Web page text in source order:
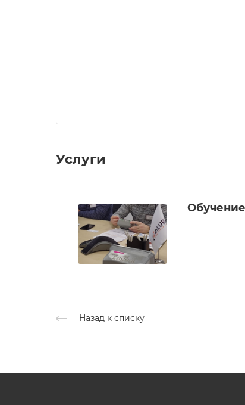
Услуги
Назад к списку